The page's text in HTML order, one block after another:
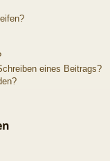
eines Beitrags?